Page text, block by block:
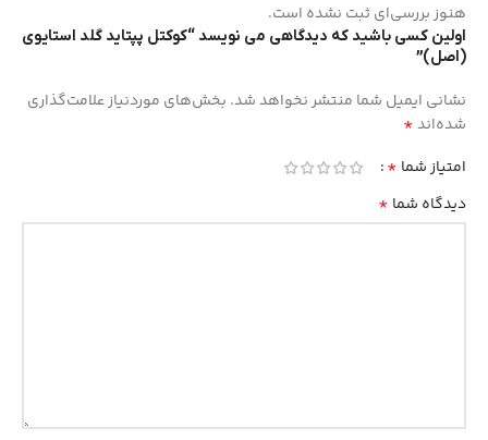
هنوز بررسی‌ای ثبت نشده است.
اولین کسی باشید که دیدگاهی می نویسد “کوکتل پپتاید گلد استایوی
(اصل)”
نشانی ایمیل شما منتشر نخواهد شد. بخش‌های موردنیاز علامت‌گذاری
شده‌اند*
امتیاز شما *
دیدگاه شما *